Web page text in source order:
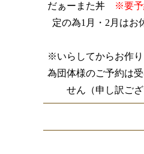
だぁーまた丼 ※要予
定の為1月・2月
※いらしてからお作
為団体様のご予約は
せん（申し訳ござ